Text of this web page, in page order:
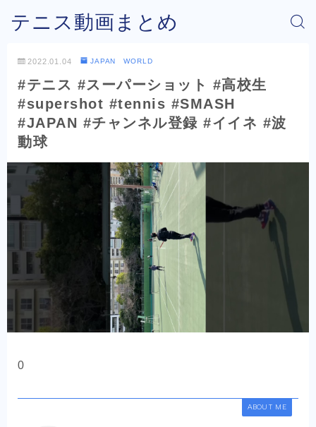
テニス動画まとめ
2022.01.04 JAPAN WORLD
#テニス #スーパーショット #高校生
#supershot #tennis #SMASH
#JAPAN #チャンネル登録 #イイネ #波
動球
0
ABOUT ME